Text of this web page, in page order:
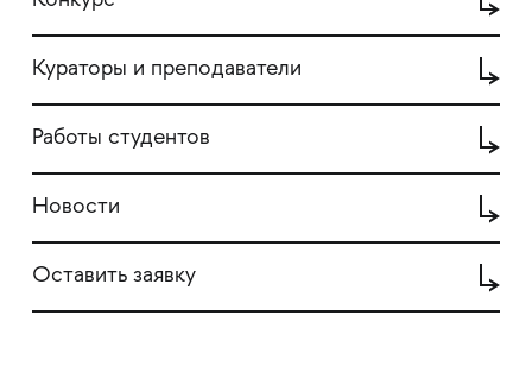
Кураторы и преподаватели
Работы студентов
Новости
Оставить заявку